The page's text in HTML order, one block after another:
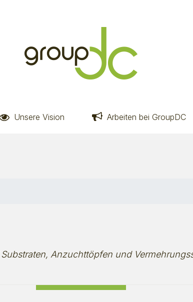
Unsere Vision Arbeiten bei GroupDC
Anzuchttöpfen und